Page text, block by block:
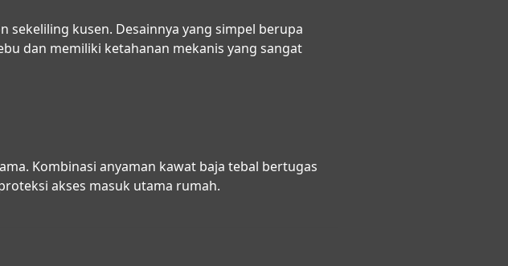
kusen. Desainnya yang simpel berupa
dan memiliki ketahanan mekanis yang sangat
Kombinasi anyaman kawat baja tebal bertugas
akses masuk utama rumah.